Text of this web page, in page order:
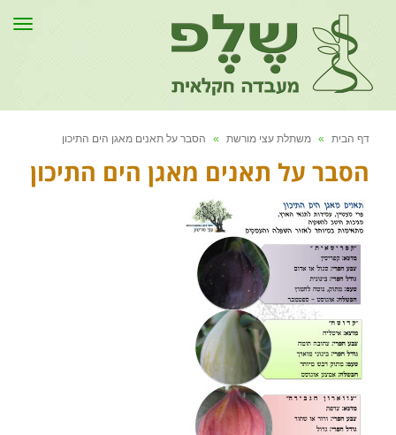
דף הבית » משתלת עצי מורשת » הסבר על תאנים מאגן הים התיכון
הסבר על תאנים מאגן הים התיכון